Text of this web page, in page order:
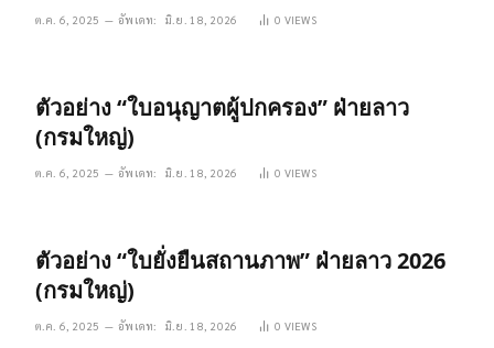
ต.ค. 6, 2025 อัพเดท: มิ.ย. 18, 2026 0 VIEWS
ตัวอย่าง “ใบอนุญาตผู้ปกครอง” ฝ่ายลาว
(กรมใหญ่)
ต.ค. 6, 2025 อัพเดท: มิ.ย. 18, 2026 0 VIEWS
ตัวอย่าง “ใบยั่งยืนสถานภาพ” ฝ่ายลาว 2026
(กรมใหญ่)
ต.ค. 6, 2025 อัพเดท: มิ.ย. 18, 2026 0 VIEWS